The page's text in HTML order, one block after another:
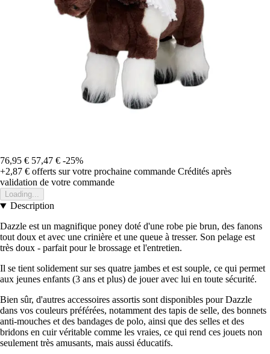
76,95 € 57,47 € -25%
+2,87 € offerts sur votre prochaine commande Crédités après
validation de votre commande
Loading...
Description
Dazzle est un magnifique poney doté d'une robe pie brun, des fanons
tout doux et avec une crinière et une queue à tresser. Son pelage est
très doux - parfait pour le brossage et l'entretien.
Il se tient solidement sur ses quatre jambes et est souple, ce qui permet
aux jeunes enfants (3 ans et plus) de jouer avec lui en toute sécurité.
Bien sûr, d'autres accessoires assortis sont disponibles pour Dazzle
dans vos couleurs préférées, notamment des tapis de selle, des bonnets
anti-mouches et des bandages de polo, ainsi que des selles et des
bridons en cuir véritable comme les vraies, ce qui rend ces jouets non
seulement très amusants, mais aussi éducatifs.